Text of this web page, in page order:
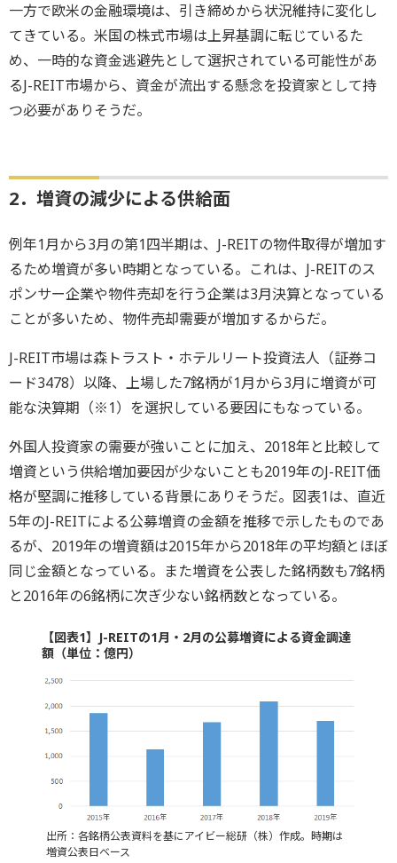
一方で欧米の金融環境は、引き締めから状況維持に変化し
てきている。米国の株式市場は上昇基調に転じているた
め、一時的な資金逃避先として選択されている可能性があ
るJ-REIT市場から、資金が流出する懸念を投資家として持
つ必要がありそうだ。
2．増資の減少による供給面
例年1月から3月の第1四半期は、J-REITの物件取得が増加す
るため増資が多い時期となっている。これは、J-REITのス
ポンサー企業や物件売却を行う企業は3月決算となっている
ことが多いため、物件売却需要が増加するからだ。
J-REIT市場は森トラスト・ホテルリート投資法人（証券コ
ード3478）以降、上場した7銘柄が1月から3月に増資が可
能な決算期（※1）を選択している要因にもなっている。
外国人投資家の需要が強いことに加え、2018年と比較して
増資という供給増加要因が少ないことも2019年のJ-REIT価
格が堅調に推移している背景にありそうだ。図表1は、直近
5年のJ-REITによる公募増資の金額を推移で示したものであ
るが、2019年の増資額は2015年から2018年の平均額とほぼ
同じ金額となっている。また増資を公表した銘柄数も7銘柄
と2016年の6銘柄に次ぎ少ない銘柄数となっている。
【図表1】J-REITの1月・2月の公募増資による資金調達
額（単位：億円）
出所：各銘柄公表資料を基にアイビー総研（株）作成。時期は
増資公表日ベース